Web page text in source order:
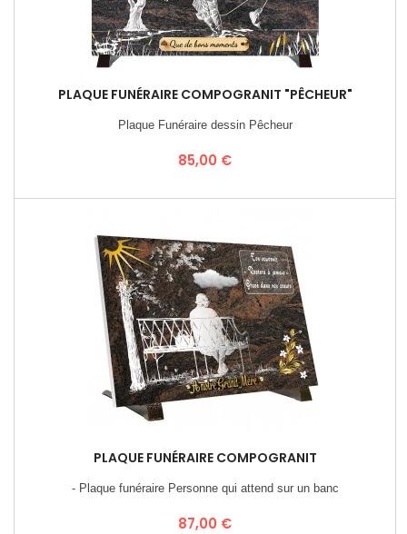
PLAQUE FUNÉRAIRE COMPOGRANIT "PÊCHEUR"
Plaque Funéraire dessin Pêcheur
Prix
85,00 €
PLAQUE FUNÉRAIRE COMPOGRANIT
- Plaque funéraire Personne qui attend sur un banc
Prix
87,00 €